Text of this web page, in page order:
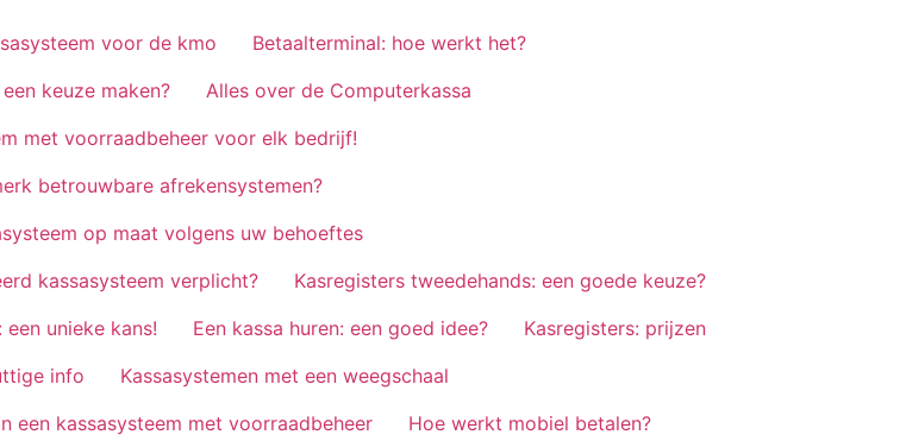
voor de kmo
Betaalterminal: hoe werkt het?
keuze maken?
Alles over de Computerkassa
met voorraadbeheer voor elk bedrijf!
betrouwbare afrekensystemen?
op maat volgens uw behoeftes
kassasysteem verplicht?
Kasregisters tweedehands: een goede keuze?
een unieke kans!
Een kassa huren: een goed idee?
Kasregisters: prijzen
info
Kassasystemen met een weegschaal
een kassasysteem met voorraadbeheer
Hoe werkt mobiel betalen?